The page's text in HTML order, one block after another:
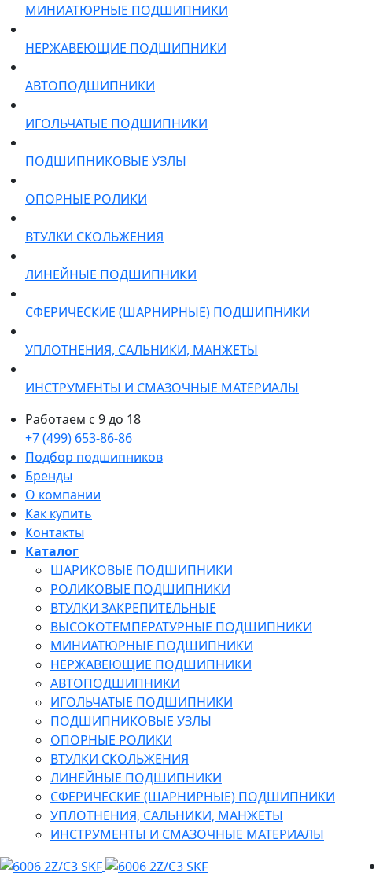
МИНИАТЮРНЫЕ ПОДШИПНИКИ
НЕРЖАВЕЮЩИЕ ПОДШИПНИКИ
АВТОПОДШИПНИКИ
ИГОЛЬЧАТЫЕ ПОДШИПНИКИ
ПОДШИПНИКОВЫЕ УЗЛЫ
ОПОРНЫЕ РОЛИКИ
ВТУЛКИ СКОЛЬЖЕНИЯ
ЛИНЕЙНЫЕ ПОДШИПНИКИ
СФЕРИЧЕСКИЕ (ШАРНИРНЫЕ) ПОДШИПНИКИ
УПЛОТНЕНИЯ, САЛЬНИКИ, МАНЖЕТЫ
ИНСТРУМЕНТЫ И СМАЗОЧНЫЕ МАТЕРИАЛЫ
Работаем с 9 до 18
+7 (499) 653-86-86
Подбор подшипников
Бренды
О компании
Как купить
Контакты
Каталог
ШАРИКОВЫЕ ПОДШИПНИКИ
РОЛИКОВЫЕ ПОДШИПНИКИ
ВТУЛКИ ЗАКРЕПИТЕЛЬНЫЕ
ВЫСОКОТЕМПЕРАТУРНЫЕ ПОДШИПНИКИ
МИНИАТЮРНЫЕ ПОДШИПНИКИ
НЕРЖАВЕЮЩИЕ ПОДШИПНИКИ
АВТОПОДШИПНИКИ
ИГОЛЬЧАТЫЕ ПОДШИПНИКИ
ПОДШИПНИКОВЫЕ УЗЛЫ
ОПОРНЫЕ РОЛИКИ
ВТУЛКИ СКОЛЬЖЕНИЯ
ЛИНЕЙНЫЕ ПОДШИПНИКИ
СФЕРИЧЕСКИЕ (ШАРНИРНЫЕ) ПОДШИПНИКИ
УПЛОТНЕНИЯ, САЛЬНИКИ, МАНЖЕТЫ
ИНСТРУМЕНТЫ И СМАЗОЧНЫЕ МАТЕРИАЛЫ